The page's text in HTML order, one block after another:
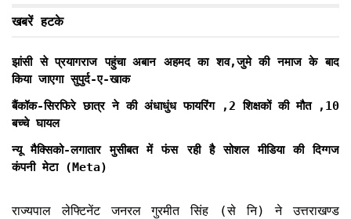
खबरें हटके
झांसी से प्रयागराज पहुंचा अबान अहमद का शव,जुमे की नमाज के बाद
किया जाएगा सुपुर्द-ए-खाक
बैंकॉक-सिरफिरे छात्र ने की अंधाधुंध फायरिंग ,2 शिक्षकों की मौत ,10
बच्चे घायल
न्यू मैक्सिको-लगातार मुसीबत में फंस रही है सोशल मीडिया की दिग्गज
कंपनी मेटा (Meta)
राज्यपाल लेफ्टिनेंट जनरल गुरमीत सिंह (से नि) ने उत्तराखण्ड